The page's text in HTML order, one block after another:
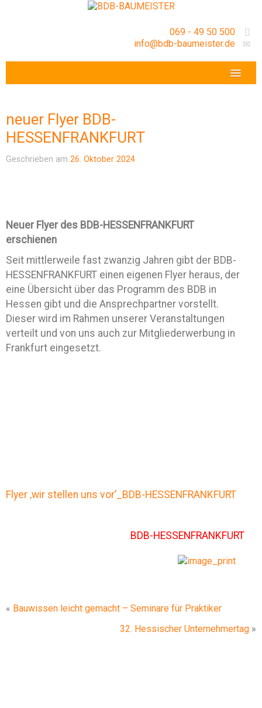
069 - 49 50 500
info@bdb-baumeister.de
GESCHÄFTSSTELLE
neuer Flyer BDB-
HESSENFRANKFURT
Geschrieben am 26. Oktober 2024
Neuer Flyer des BDB-HESSENFRANKFURT
erschienen
Seit mittlerweile fast zwanzig Jahren gibt der BDB-
HESSENFRANKFURT einen eigenen Flyer heraus, der
eine Übersicht über das Programm des BDB in
Hessen gibt und die Ansprechpartner vorstellt.
Dieser wird im Rahmen unserer Veranstaltungen
verteilt und von uns auch zur Mitgliederwerbung in
Frankfurt eingesetzt.
Flyer ‚wir stellen uns vor’_BDB-HESSENFRANKFURT
BDB-HESSENFRANKFURT
« Bauwissen leicht gemacht – Seminare für Praktiker
32. Hessischer Unternehmertag »